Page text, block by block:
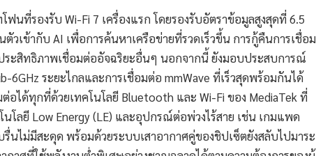
นที่รองรับ Wi-Fi 7 เครื่องแรก โดยรองรับอัตราข้อมูลสูงสุดที่ 6.5
ตัวเข้ากับ AI เพื่อการค้นหาเครือข่ายที่รวดเร็วขึ้น การกู้คืนการเชื่อม
สิทธิภาพเชื่อมต่ออัจฉริยะอื่นๆ นอกจากนี้ ยังมอบประสบการณ์
6GHz ระยะไกลและการเชื่อมต่อ mmWave ที่เร็วสุดพร้อมกันได้
ต่อได้ทุกที่ด้วยเทคโนโลยี Bluetooth และ Wi-Fi ของ MediaTek ที่
โลยี Low Energy (LE) และอุปกรณ์ต่อพ่วงไร้สาย เช่น เกมแพด
รื่นไม่มีสะดุด พร้อมด้วยระบบเสาอากาศคู่ของชิปเซ็ตยังสลับไปมาระ